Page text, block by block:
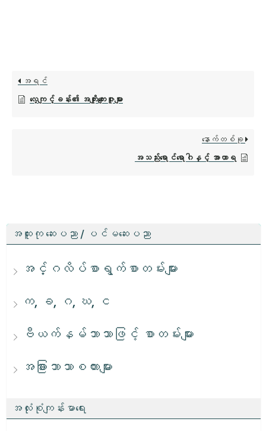
အထူးကု ဆေးပညာ / ပင်မဆေးပညာ
အင်္ဂလိပ်စာရွက်စာတမ်းများ
က, ခ, ဂ, ဃ, င
ဗီယက်နမ်ဘာသာဖြင့် စာတမ်းများ
အခြားဘာသာစကားများ
အလုံးစုံကျန်းမာရေး
အရင်
လေ့ကျင့်ခန်း၏ အကျိုးကျေးဇူးများ
နောက်တစ်ခု
အသည်းရောင်ရောဂါနှင့် အာဟာရ